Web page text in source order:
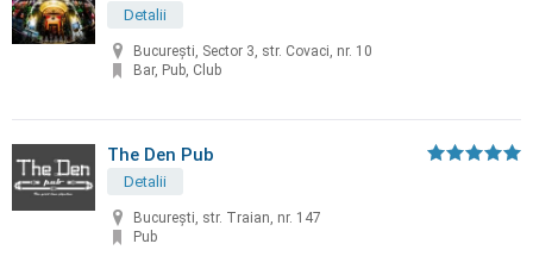
Detalii
București, Sector 3, str. Covaci, nr. 10
Bar, Pub, Club
The Den Pub
Detalii
București, str. Traian, nr. 147
Pub